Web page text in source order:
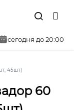
сегодня до 20:00
45шт)
60